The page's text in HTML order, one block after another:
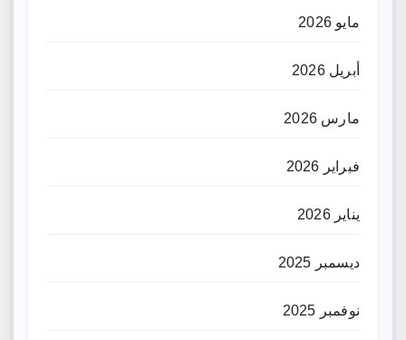
مايو 2026
أبريل 2026
مارس 2026
فبراير 2026
يناير 2026
ديسمبر 2025
نوفمبر 2025